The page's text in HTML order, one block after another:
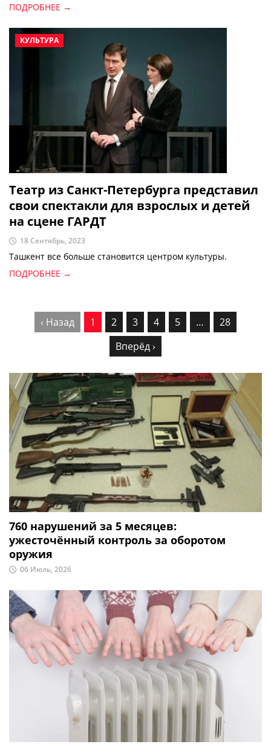
ПОДРОБНЕЕ →
КУЛЬТУРА
Театр из Санкт-Петербурга представил
свои спектакли для взрослых и детей
на сцене ГАРДТ
18 Сентябрь, 2023
Ташкент все больше становится центром культуры.
ПОДРОБНЕЕ →
‹ Назад 1 2 3 4 5 …
28
Вперёд ›
760 нарушений за 5 месяцев:
ужесточённый контроль за оборотом
оружия
06 Июль, 2026